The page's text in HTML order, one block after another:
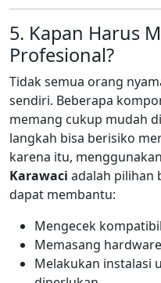
5. Kapan Harus
Profesional?
Tidak semua orang
sendiri. Beberapa
memang cukup mudah
langkah bisa berisiko
karena itu, menggunakan
Karawaci adalah pilihan
dapat membantu:
Mengecek
Memasang
Melakukan instalasi